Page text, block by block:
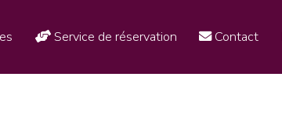
Service de réservation Contact